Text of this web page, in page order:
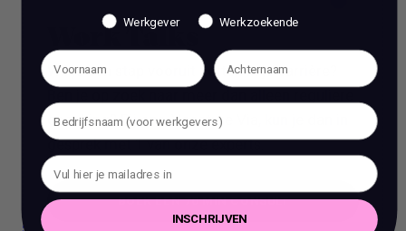
Wil je een stap vooruit zetten in je carrière?
coaching? Bij ons, Vacature Via, kun je dan in
gesprek met 1 van onze experts.
BOEK EEN 70 MIN CONSULT
Werkgever Werkzoekende
INSCHRIJVEN